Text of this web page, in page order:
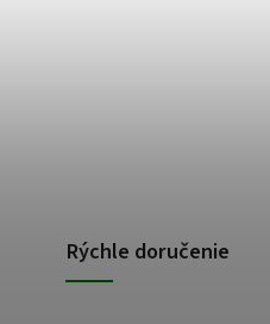
Rýchle doručenie